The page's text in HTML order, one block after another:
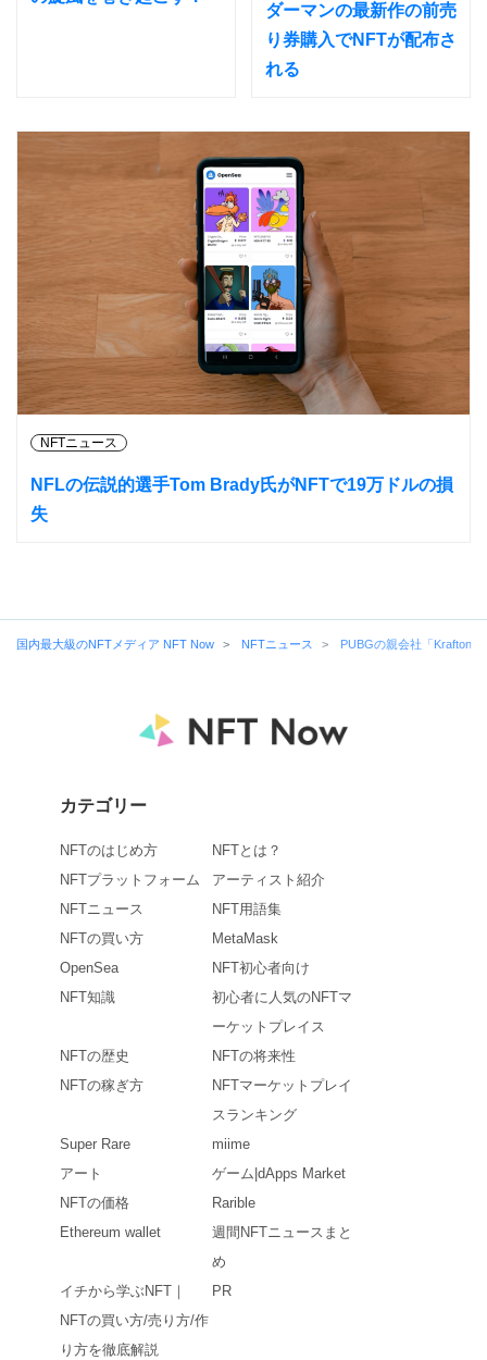
ダーマンの最新作の前売
り券購入でNFTが配布さ
れる
NFTニュース
NFLの伝説的選手Tom Brady氏がNFTで19万ドルの損
失
国内最大級のNFTメディア NFT Now NFTニュース PUBGの親会社「Krafton
カテゴリー
NFTのはじめ方
NFTとは？
NFTプラットフォーム
アーティスト紹介
NFTニュース
NFT用語集
NFTの買い方
MetaMask
OpenSea
NFT初心者向け
NFT知識
初心者に人気のNFTマ
ーケットプレイス
NFTの歴史
NFTの将来性
NFTの稼ぎ方
NFTマーケットプレイ
スランキング
Super Rare
miime
アート
ゲーム|dApps Market
NFTの価格
Rarible
Ethereum wallet
週間NFTニュースまと
め
イチから学ぶNFT｜
NFTの買い方/売り方/作
り方を徹底解説
PR